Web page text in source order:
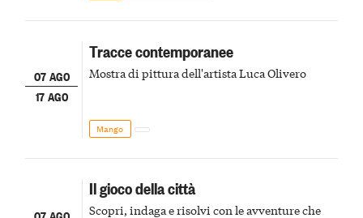
07 AGO
17 AGO
Tracce contemporanee
Mostra di pittura dell'artista Luca Olivero
Mango
Il gioco della città
Scopri, indaga e risolvi con le avventure che